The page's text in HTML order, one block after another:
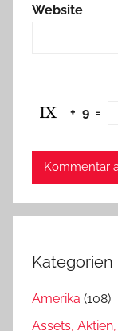
Website
+ 9 =
Kategorien
Amerika (108)
Assets,